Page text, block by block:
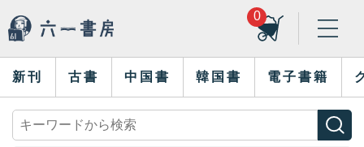
0
新刊 古書 中国書 韓国書 電子書籍